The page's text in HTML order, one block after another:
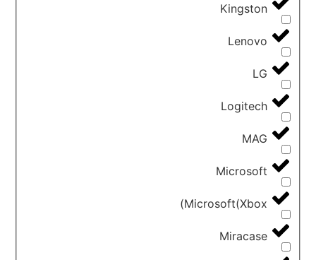
Kingston
Lenovo
LG
Logitech
MAG
Microsoft
Microsoft(Xbox)
Miracase